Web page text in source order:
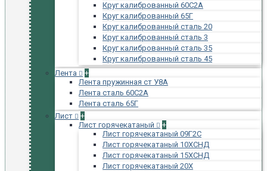
Круг калиброванный 60С2А
Круг калиброванный 65Г
Круг калиброванный сталь 20
Круг калиброванный сталь 3
Круг калиброванный сталь 35
Круг калиброванный сталь 45
Лента
+
Лента пружинная ст У8А
Лента сталь 60С2А
Лента сталь 65Г
Лист
+
Лист горячекатаный
+
Лист горячекатаный 09Г2С
Лист горячекатаный 10ХСНД
Лист горячекатаный 15ХСНД
Лист горячекатаный 20Х